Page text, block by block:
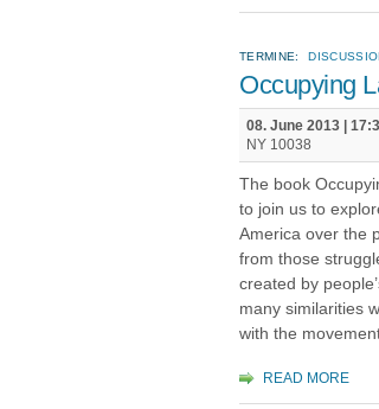
TERMINE:
Occupying
08. June 2013 |
NY 10038
The book
to join us to
America over the
from those
created by
many similarities
with the
READ MORE